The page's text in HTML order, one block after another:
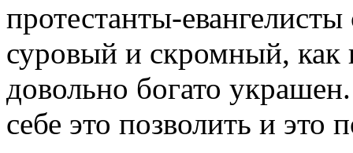
протестанты-
суровый и скромный, как
довольно богато
себе это позволить и это